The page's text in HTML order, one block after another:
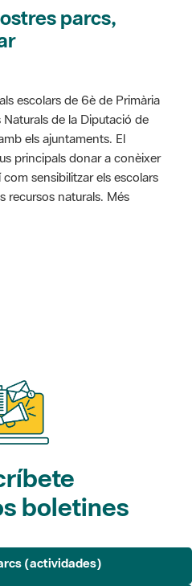
parcs,
escolars de 6è de Primària
de la Diputació de
els ajuntaments. El
principals donar a conèixer
sensibilitzar els escolars
recursos naturals. Més
media es de 0 estrellas de
boletines
(actividades)